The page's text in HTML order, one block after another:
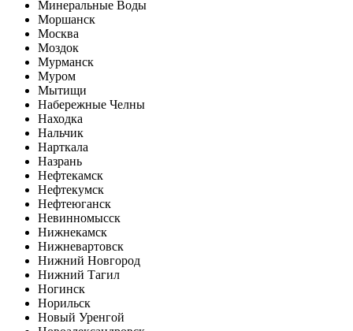
Минеральные Воды
Моршанск
Москва
Моздок
Мурманск
Муром
Мытищи
Набережные Челны
Находка
Нальчик
Нарткала
Назрань
Нефтекамск
Нефтекумск
Нефтеюганск
Невинномысск
Нижнекамск
Нижневартовск
Нижний Новгород
Нижний Тагил
Ногинск
Норильск
Новый Уренгой